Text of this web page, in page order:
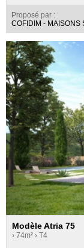
Proposé par :
COFIDIM - MAISONS
Modèle Atria 75
› 74m² › T4